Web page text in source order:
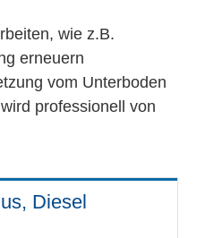
wie z.B.
erneuern
vom Unterboden
professionell von
Diesel